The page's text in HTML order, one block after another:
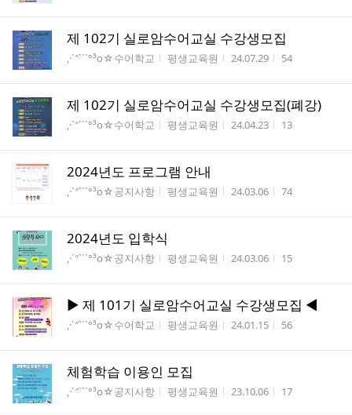
제 102기 실로암수어교실 수강생모집
게시판명
,·´″```°³о☆수어학교 작성자
평생교육원 작성시간
24.07.29 조회수
54
제 102기 실로암수어교실 수강생모집(폐강)
게시판명
,·´″```°³о☆수어학교 작성자
평생교육원 작성시간
24.04.23 조회수
13
2024년도 프로그램 안내
게시판명
,·´″```°³о☆공지사항 작성자
평생교육원 작성시간
24.03.06 조회수
74
2024년도 입학식
게시판명
,·´″```°³о☆공지사항 작성자
평생교육원 작성시간
24.03.06 조회수
15
▶ 제 101기 실로암수어교실 수강생모집 ◀
게시판명
,·´″```°³о☆수어학교 작성자
평생교육원 작성시간
24.01.15 조회수
56
체험학습 이용인 모집
게시판명
,·´″```°³о☆공지사항 작성자
평생교육원 작성시간
23.10.06 조회수
17